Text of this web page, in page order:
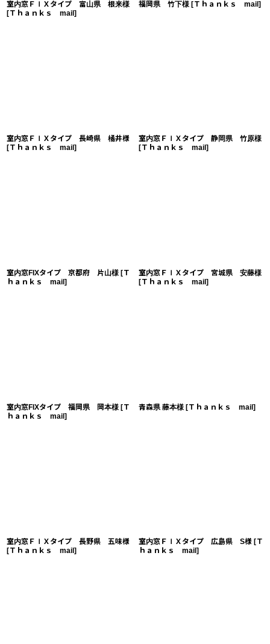
室内窓ＦＩＸタイプ 富山県 根来様
[Ｔｈａｎｋｓ mail ]
福岡県 竹下様 [Ｔｈａｎｋｓ mail ]
室内窓ＦＩＸタイプ 長崎県 橘井様
[Ｔｈａｎｋｓ mail ]
室内窓ＦＩＸタイプ 静岡県 竹原様
[Ｔｈａｎｋｓ mail ]
室内窓FIXタイプ 京都府 片山様 [Ｔ
ｈａｎｋｓ mail ]
室内窓ＦＩＸタイプ 宮城県 安藤様
[Ｔｈａｎｋｓ mail ]
室内窓FIXタイプ 福岡県 岡本様 [Ｔ
ｈａｎｋｓ mail ]
青森県 藤本様 [Ｔｈａｎｋｓ mail ]
室内窓ＦＩＸタイプ 長野県 五味様
[Ｔｈａｎｋｓ mail ]
室内窓ＦＩＸタイプ 広島県 S様 [Ｔ
ｈａｎｋｓ mail ]